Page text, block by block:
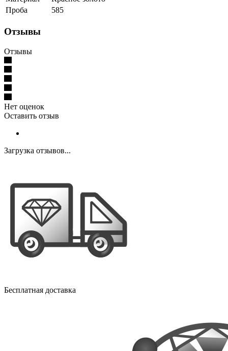
Проба
585
Отзывы
Отзывы
Нет оценок
Оставить отзыв
Загрузка отзывов...
Бесплатная доставка